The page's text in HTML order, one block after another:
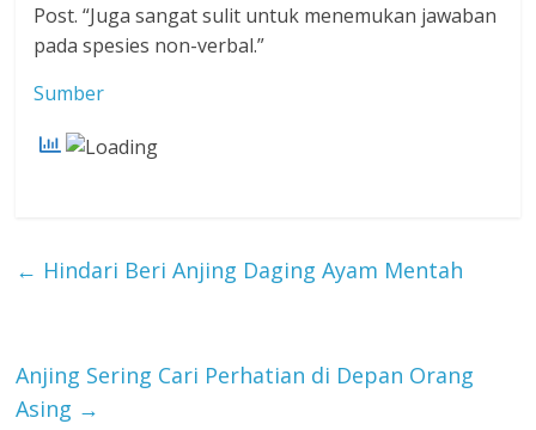
Post. “Juga sangat sulit untuk menemukan jawaban
pada spesies non-verbal.”
Sumber
← Hindari Beri Anjing Daging Ayam Mentah
Anjing Sering Cari Perhatian di Depan Orang
Asing →